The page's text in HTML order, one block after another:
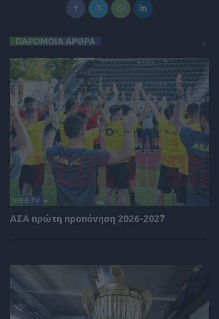
ΠΑΡΟΜΟΙΑ ΑΡΘΡΑ
WEB TV
ΑΣΑ πρώτη προπόνηση 2026-2027